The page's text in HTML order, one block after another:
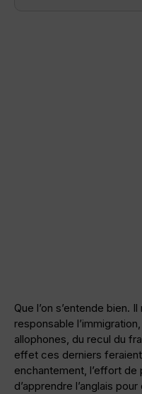
Que l’on s’entende bien.
responsable
allophones, du recul du
effet ces derniers
enchantement, l’effort
d’apprendre l’anglais